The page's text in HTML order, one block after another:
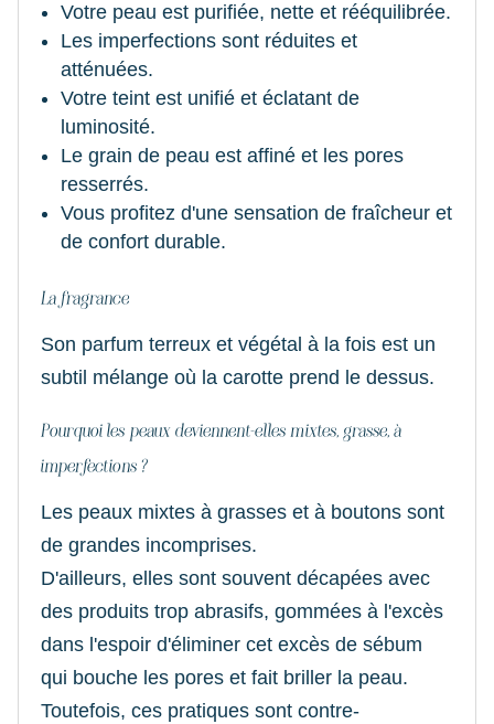
Votre peau est purifiée, nette et rééquilibrée.
Les imperfections sont réduites et
atténuées.
Votre teint est unifié et éclatant de
luminosité.
Le grain de peau est affiné et les pores
resserrés.
Vous profitez d'une sensation de fraîcheur et
de confort durable.
La fragrance
Son parfum terreux et végétal à la fois est un
subtil mélange où la carotte prend le dessus.
Pourquoi les peaux deviennent-elles mixtes, grasse, à
imperfections ?
Les peaux mixtes à grasses et à boutons sont
de grandes incomprises.
D'ailleurs, elles sont souvent décapées avec
des produits trop abrasifs, gommées à l'excès
dans l'espoir d'éliminer cet excès de sébum
qui bouche les pores et fait briller la peau.
Toutefois, ces pratiques sont contre-